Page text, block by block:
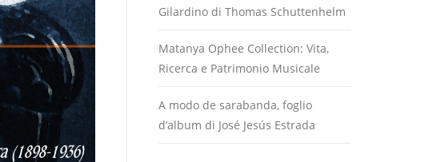
Gilardino di Thomas Schuttenhelm
Matanya Ophee Collection: Vita,
Ricerca e Patrimonio Musicale
A modo de sarabanda, foglio
d’album di José Jesús Estrada